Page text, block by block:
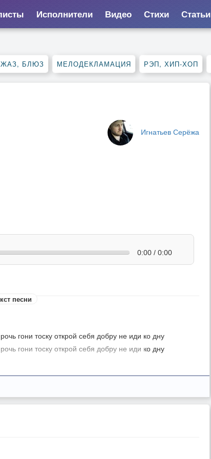
Исполнители Видео Стихи Статьи
БЛЮЗ МЕЛОДЕКЛАМАЦИЯ РЭП, ХИП-ХОП
Игнатьев Серёжа
0:00 / 0:00
песни
гони тоску открой себя добру не иди ко дну
гони тоску открой себя добру не иди ко дну